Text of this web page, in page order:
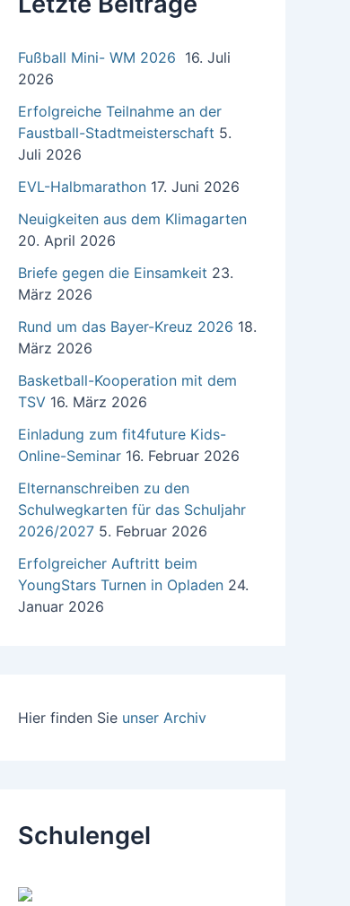
a
:Fußball Mini- WM 2026 16. Juli
2026
Erfolgreiche Teilnahme an der
Faustball-Stadtmeisterschaft 5.
Juli 2026
EVL-Halbmarathon 17. Juni 2026
Neuigkeiten aus dem Klimagarten
20. April 2026
Briefe gegen die Einsamkeit 23.
März 2026
Rund um das Bayer-Kreuz 2026 18.
März 2026
Basketball-Kooperation mit dem
TSV 16. März 2026
Einladung zum fit4future Kids-
Online-Seminar 16. Februar 2026
Elternanschreiben zu den
Schulwegkarten für das Schuljahr
2026/2027 5. Februar 2026
Erfolgreicher Auftritt beim
YoungStars Turnen in Opladen 24.
Januar 2026
Hier finden Sie unser Archiv
Schulengel